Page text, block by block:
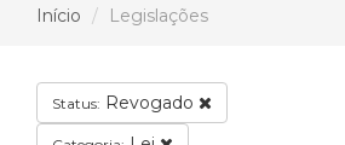
Início Legislações
Status: Revogado